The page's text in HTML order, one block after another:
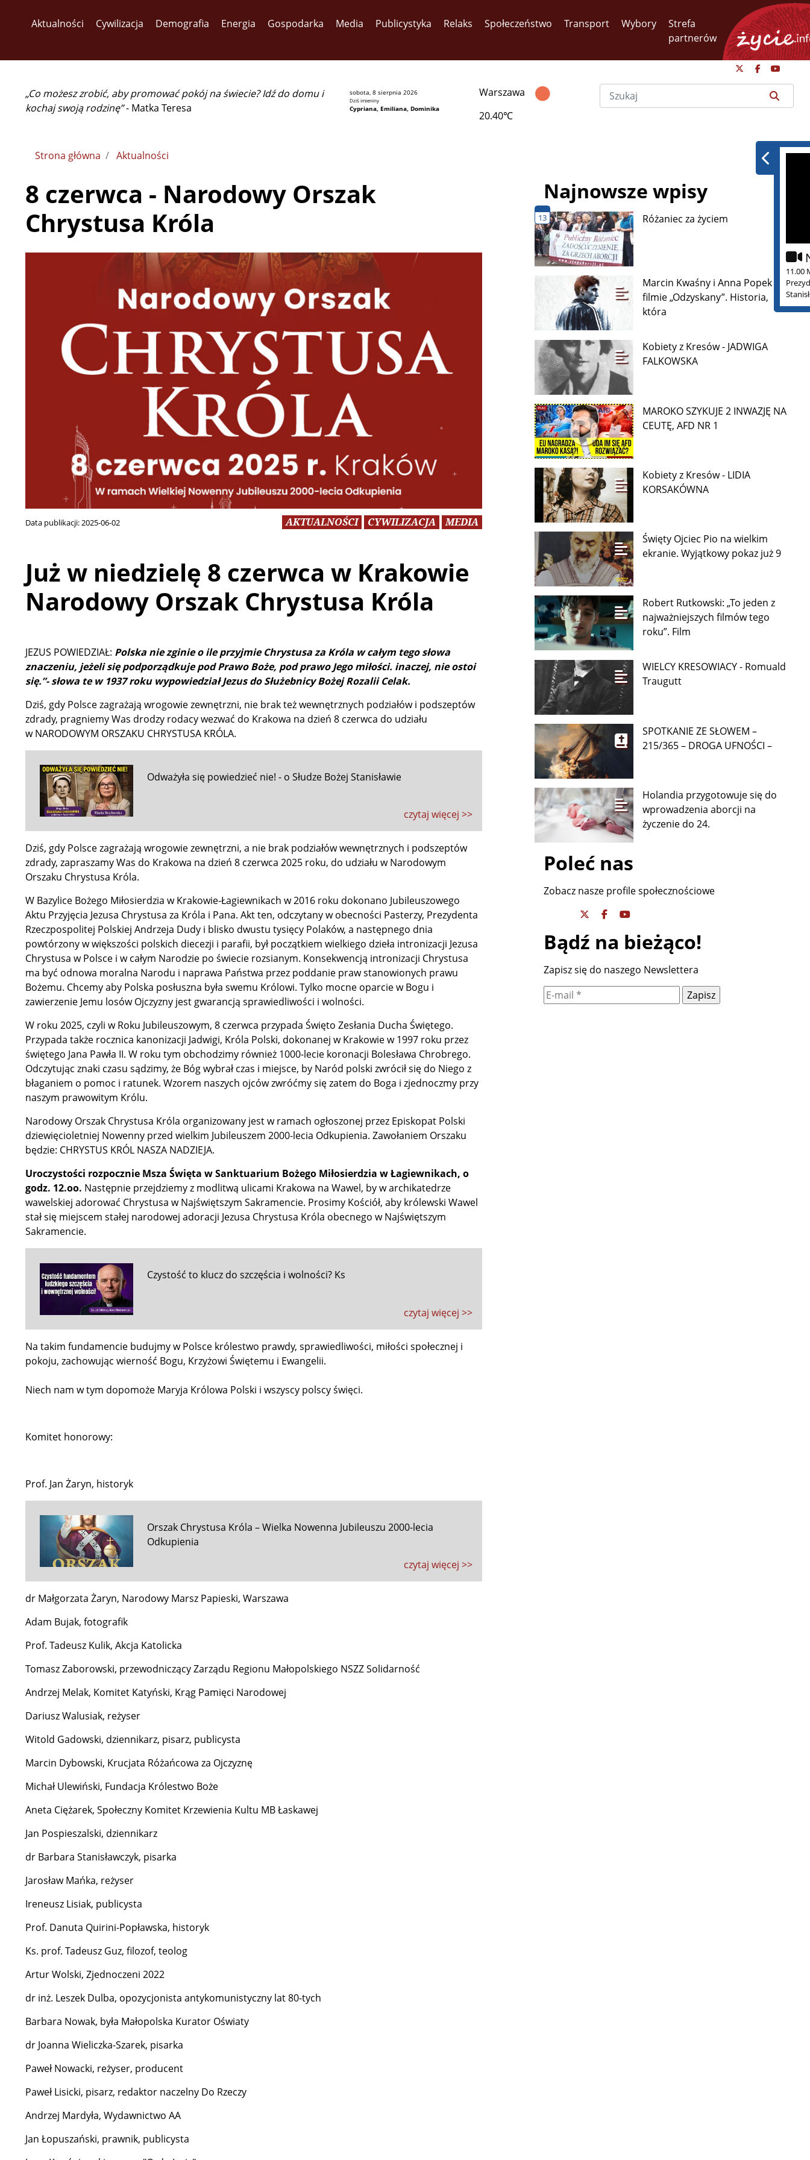
Aktualności Cywilizacja Demografia Energia Gospodarka Media Publicystyka Relaks Społeczeństwo Transport Wybory
Strefa
partnerów
„Co możesz zrobić, aby promować pokój na świecie? Idź do domu i
kochaj swoją rodzinę”- Matka Teresa
sobota, 8 sierpnia 2026
Dziś imieniny
Cypriana, Emiliana, Dominika
Warszawa
20.40℃
11.00
Strona główna Aktualności
8 czerwca - Narodowy Orszak
Chrystusa Króla
Data publikacji:2025-06-02 AKTUALNOŚCI CYWILIZACJA MEDIA
Już w niedzielę 8 czerwca w Krakowie
Narodowy Orszak Chrystusa Króla
JEZUS POWIEDZIAŁ: Polska nie zginie o ile przyjmie Chrystusa za Króla w całym tego słowa
znaczeniu, jeżeli się podporządkuje pod Prawo Boże, pod prawo Jego miłości. inaczej, nie ostoi
się.”- słowa te w 1937 roku wypowiedział Jezus do Służebnicy Bożej Rozalii Celak.
Dziś, gdy Polsce zagrażają wrogowie zewnętrzni, nie brak też wewnętrznych podziałów i podszeptów
zdrady, pragniemy Was drodzy rodacy wezwać do Krakowa na dzień 8 czerwca do udziału
w NARODOWYM ORSZAKU CHRYSTUSA KRÓLA.
Odważyła się powiedzieć nie! - o Słudze Bożej Stanisławie
czytaj więcej >>
Dziś, gdy Polsce zagrażają wrogowie zewnętrzni, a nie brak podziałów wewnętrznych i podszeptów
zdrady, zapraszamy Was do Krakowa na dzień 8 czerwca 2025 roku, do udziału w Narodowym
Orszaku Chrystusa Króla.
W Bazylice Bożego Miłosierdzia w Krakowie-Łagiewnikach w 2016 roku dokonano Jubileuszowego
Aktu Przyjęcia Jezusa Chrystusa za Króla i Pana. Akt ten, odczytany w obecności Pasterzy, Prezydenta
Rzeczpospolitej Polskiej Andrzeja Dudy i blisko dwustu tysięcy Polaków, a następnego dnia
powtórzony w większości polskich diecezji i parafii, był początkiem wielkiego dzieła intronizacji Jezusa
Chrystusa w Polsce i w całym Narodzie po świecie rozsianym. Konsekwencją intronizacji Chrystusa
ma być odnowa moralna Narodu i naprawa Państwa przez poddanie praw stanowionych prawu
Bożemu. Chcemy aby Polska posłuszna była swemu Królowi. Tylko mocne oparcie w Bogu i
zawierzenie Jemu losów Ojczyzny jest gwarancją sprawiedliwości i wolności.
W roku 2025, czyli w Roku Jubileuszowym, 8 czerwca przypada Święto Zesłania Ducha Świętego.
Przypada także rocznica kanonizacji Jadwigi, Króla Polski, dokonanej w Krakowie w 1997 roku przez
świętego Jana Pawła II. W roku tym obchodzimy również 1000-lecie koronacji Bolesława Chrobrego.
Odczytując znaki czasu sądzimy, że Bóg wybrał czas i miejsce, by Naród polski zwrócił się do Niego z
błaganiem o pomoc i ratunek. Wzorem naszych ojców zwróćmy się zatem do Boga i zjednoczmy przy
naszym prawowitym Królu.
Narodowy Orszak Chrystusa Króla organizowany jest w ramach ogłoszonej przez Episkopat Polski
dziewięcioletniej Nowenny przed wielkim Jubileuszem 2000-lecia Odkupienia. Zawołaniem Orszaku
będzie: CHRYSTUS KRÓL NASZA NADZIEJA.
Uroczystości rozpocznie Msza Święta w Sanktuarium Bożego Miłosierdzia w Łagiewnikach, o
godz. 12.oo. Następnie przejdziemy z modlitwą ulicami Krakowa na Wawel, by w archikatedrze
wawelskiej adorować Chrystusa w Najświętszym Sakramencie. Prosimy Kościół, aby królewski Wawel
stał się miejscem stałej narodowej adoracji Jezusa Chrystusa Króla obecnego w Najświętszym
Sakramencie.
Czystość to klucz do szczęścia i wolności? Ks
czytaj więcej >>
Na takim fundamencie budujmy w Polsce królestwo prawdy, sprawiedliwości, miłości społecznej i
pokoju, zachowując wierność Bogu, Krzyżowi Świętemu i Ewangelii.
Niech nam w tym dopomoże Maryja Królowa Polski i wszyscy polscy święci.
Komitet honorowy:
Prof. Jan Żaryn, historyk
Orszak Chrystusa Króla – Wielka Nowenna Jubileuszu 2000-lecia
Odkupienia
czytaj więcej >>
dr Małgorzata Żaryn, Narodowy Marsz Papieski, Warszawa
Adam Bujak, fotografik
Prof. Tadeusz Kulik, Akcja Katolicka
Tomasz Zaborowski, przewodniczący Zarządu Regionu Małopolskiego NSZZ Solidarność
Andrzej Melak, Komitet Katyński, Krąg Pamięci Narodowej
Dariusz Walusiak, reżyser
Witold Gadowski, dziennikarz, pisarz, publicysta
Marcin Dybowski, Krucjata Różańcowa za Ojczyznę
Michał Ulewiński, Fundacja Królestwo Boże
Aneta Ciężarek, Społeczny Komitet Krzewienia Kultu MB Łaskawej
Jan Pospieszalski, dziennikarz
dr Barbara Stanisławczyk, pisarka
Jarosław Mańka, reżyser
Ireneusz Lisiak, publicysta
Prof. Danuta Quirini-Popławska, historyk
Ks. prof. Tadeusz Guz, filozof, teolog
Artur Wolski, Zjednoczeni 2022
dr inż. Leszek Dulba, opozycjonista antykomunistyczny lat 80-tych
Barbara Nowak, była Małopolska Kurator Oświaty
dr Joanna Wieliczka-Szarek, pisarka
Paweł Nowacki, reżyser, producent
Paweł Lisicki, pisarz, redaktor naczelny Do Rzeczy
Andrzej Mardyła, Wydawnictwo AA
Jan Łopuszański, prawnik, publicysta
Najnowsze wpisy
13 Różaniec za życiem
Marcin Kwaśny i Anna Popek o
filmie „Odzyskany”. Historia,
która
Kobiety z Kresów - JADWIGA
FALKOWSKA
MAROKO SZYKUJE 2 INWAZJĘ NA
CEUTĘ, AFD NR 1
Kobiety z Kresów - LIDIA
KORSAKÓWNA
Święty Ojciec Pio na wielkim
ekranie. Wyjątkowy pokaz już 9
Robert Rutkowski: „To jeden z
najważniejszych filmów tego
roku”. Film
WIELCY KRESOWIACY - Romuald
Traugutt
SPOTKANIE ZE SŁOWEM –
215/365 – DROGA UFNOŚCI –
Holandia przygotowuje się do
wprowadzenia aborcji na
życzenie do 24.
Poleć nas
Zobacz nasze profile społecznościowe
Bądź na bieżąco!
Zapisz się do naszego Newslettera